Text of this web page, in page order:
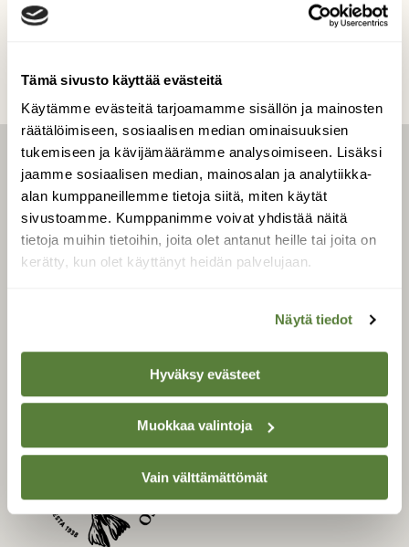
Tämä sivusto käyttää evästeitä
Käytämme evästeitä tarjoamamme sisällön ja mainosten
räätälöimiseen, sosiaalisen median ominaisuuksien
tukemiseen ja kävijämäärämme analysoimiseen. Lisäksi
jaamme sosiaalisen median, mainosalan ja analytiikka-
alan kumppaneillemme tietoja siitä, miten käytät
sivustoamme. Kumppanimme voivat yhdistää näitä
tietoja muihin tietoihin, joita olet antanut heille tai joita on
kerätty, kun olet käyttänyt heidän palvelujaan.
Näytä tiedot
Hyväksy evästeet
Muokkaa valintoja
Vain välttämättömät
LEHTI
Uusin lehti
Tilaa Suomen Luonto
Tilaa digilukuoikeus
Tilaa uutiskirje
SUOMEN LUONNON­
Suomen Luonto -lehden
luonnonsuojelu­liitto